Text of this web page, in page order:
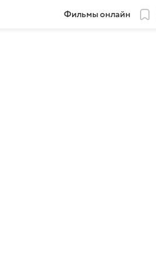
Фильмы онлайн